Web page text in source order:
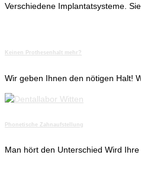
Verschiedene Implantatsysteme.
Keinen Prothesenhalt mehr?
Wir geben Ihnen den nötigen Halt!
Phonetische Zahnaufstellung
Man hört den Unterschied Wird